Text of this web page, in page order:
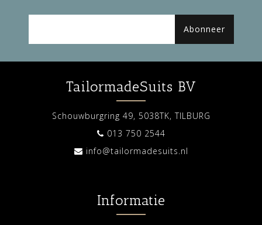
Abonneer
TailormadeSuits BV
Schouwburgring 49, 5038TK, TILBURG
013 750 2544
info@tailormadesuits.nl
Informatie